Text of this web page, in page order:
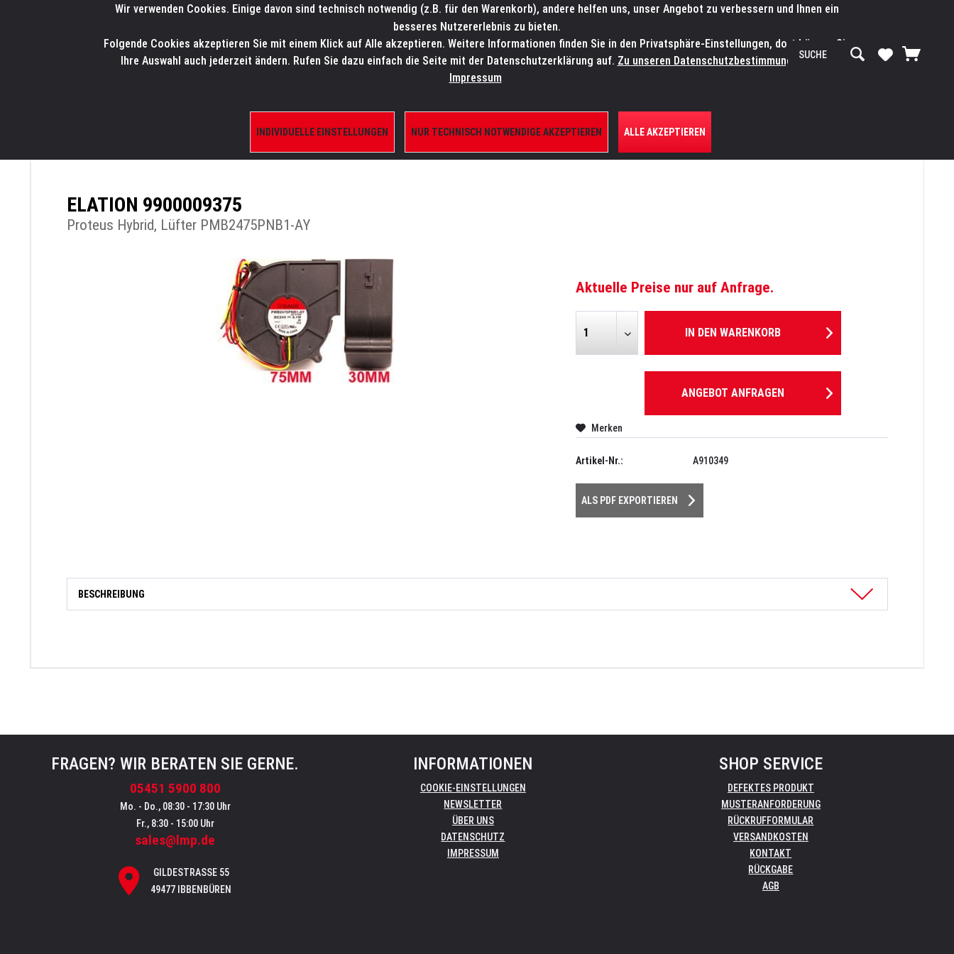
SALES-HOTLINE: +49 5451 5900-800 24/7: sales@lmp.de SERVICE-WERKSTATT Service/Hilfe
HOME PRODUKTE/SHOP MARKEN AKTUELLES SERVICE ÜBER UNS
ERSATZTEILE
ELATION 9900009375
Proteus Hybrid, Lüfter PMB2475PNB1-AY
Aktuelle Preise nur auf Anfrage.
IN DEN WARENKORB
ANGEBOT ANFRAGEN
Merken
Artikel-Nr.: A910349
ALS PDF EXPORTIEREN
BESCHREIBUNG
FRAGEN? WIR BERATEN SIE GERNE.
05451 5900 800
Mo. - Do., 08:30 - 17:30 Uhr
Fr., 8:30 - 15:00 Uhr
sales@lmp.de
GILDESTRASSE 55
49477 IBBENBÜREN
INFORMATIONEN
COOKIE-EINSTELLUNGEN
NEWSLETTER
ÜBER UNS
DATENSCHUTZ
IMPRESSUM
SHOP SERVICE
DEFEKTES PRODUKT
MUSTERANFORDERUNG
RÜCKRUFFORMULAR
VERSANDKOSTEN
KONTAKT
RÜCKGABE
AGB
Wir verwenden Cookies. Einige davon sind technisch notwendig (z.B. für den Warenkorb), andere helfen uns, unser Angebot zu verbessern und Ihnen ein
besseres Nutzererlebnis zu bieten.
Folgende Cookies akzeptieren Sie mit einem Klick auf Alle akzeptieren. Weitere Informationen finden Sie in den Privatsphäre-Einstellungen, dort können Sie
Ihre Auswahl auch jederzeit ändern. Rufen Sie dazu einfach die Seite mit der Datenschutzerklärung auf. Zu unseren Datenschutzbestimmungen. Zum
Impressum
INDIVIDUELLE EINSTELLUNGEN NUR TECHNISCH NOTWENDIGE AKZEPTIEREN ALLE AKZEPTIEREN